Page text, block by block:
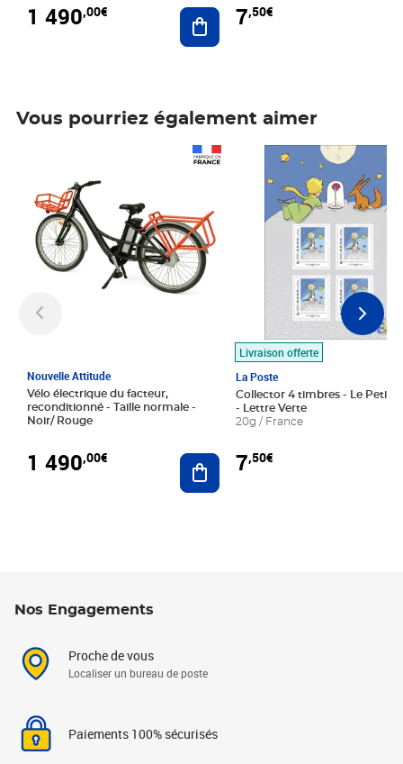
1 490,00€ Ajouter au panier
7,50€
Vous pourriez également aimer
Nouvelle Attitude
Vélo électrique du facteur,
reconditionné - Taille normale -
Noir/ Rouge
1 490,00€ Ajouter au panier
Livraison offerte
La Poste
Collector 4 timbres - Le Petit
- Lettre Verte
20g / France
7,50€
Prix 7,50€
Nos Engagements
Proche de vous
Localiser un bureau de poste
Paiements 100% sécurisés